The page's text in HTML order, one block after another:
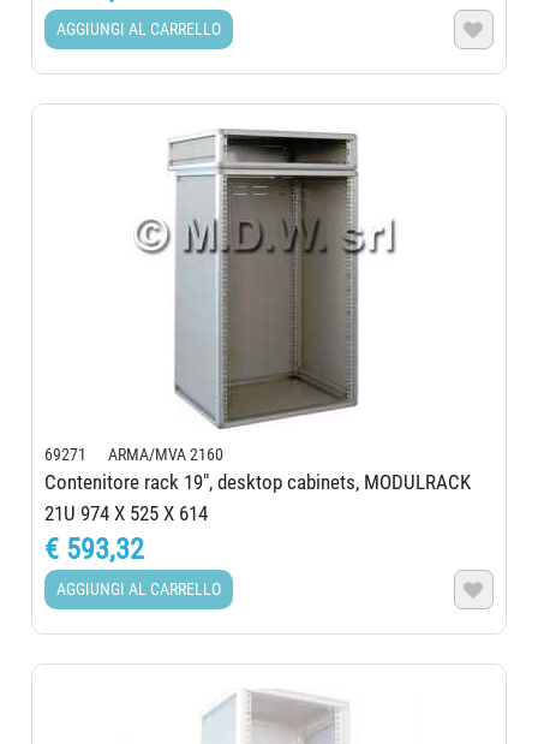
AGGIUNGI AL CARRELLO 
69271 ARMA/MVA 2160
Contenitore rack 19", desktop cabinets, MODULRACK
21U 974 X 525 X 614
€ 593,32
AGGIUNGI AL CARRELLO 